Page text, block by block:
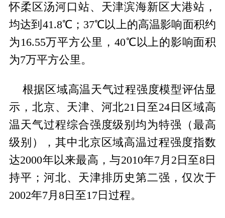
怀柔区汤河口站、天津滨海新区大港站，
均达到41.8℃；37℃以上的高温影响面积约
为16.55万平方公里，40℃以上的影响面积
为7万平方公里。
根据区域高温天气过程强度模型评估显
示，北京、天津、河北21日至24日区域高
温天气过程综合强度级别均为特强（最高
级别），其中北京区域高温过程强度指数
达2000年以来最高，与2010年7月2日至8日
持平；河北、天津排历史第二强，仅次于
2002年7月8日至17日过程。